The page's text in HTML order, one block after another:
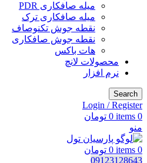
میله صافکاری PDR
میله صافکاری ترک
نقطه جوش تکنوصاف
نقطه جوش صافکاری
هات باکس
محصولات لانچ
نرم افزار
Search
Login / Register
0
items
0 تومان
منو
0
items
0 تومان
09123128643